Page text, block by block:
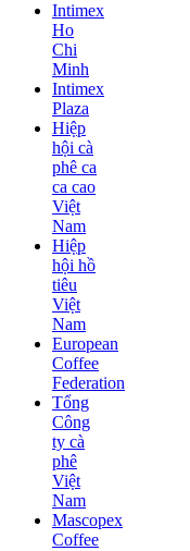
Intimex
Ho
Chi
Minh
Intimex
Plaza
Hiệp
hội cà
phê ca
ca cao
Việt
Nam
Hiệp
hội hồ
tiêu
Việt
Nam
European
Coffee
Federation
Tổng
Công
ty cà
phê
Việt
Nam
Mascopex
Coffee